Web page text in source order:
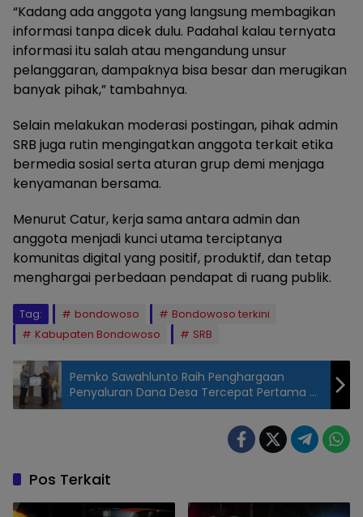
“Kadang ada anggota yang langsung membagikan
informasi tanpa dicek dulu. Padahal kalau ternyata
informasi itu salah atau mengandung unsur
pelanggaran, dampaknya bisa besar dan merugikan
banyak pihak,” tambahnya.
Selain melakukan moderasi postingan, pihak admin
SRB juga rutin mengingatkan anggota terkait etika
bermedia sosial serta aturan grup demi menjaga
kenyamanan bersama.
Menurut Catur, kerja sama antara admin dan
anggota menjadi kunci utama terciptanya
komunitas digital yang positif, produktif, dan tetap
menghargai perbedaan pendapat di ruang publik.
Tag: bondowoso
Bondowoso terkini
Kabupaten Bondowoso
SRB
Admin Grub
Pemko Sawahlunto Raih Penghargaan
Penyaluran Dana Desa Tercepat Pertama di
Sumbar Tahun 2026
Pos Terkait